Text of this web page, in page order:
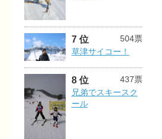
7 位
504票
草津サイコー！
8 位
437票
兄弟でスキースク
ール